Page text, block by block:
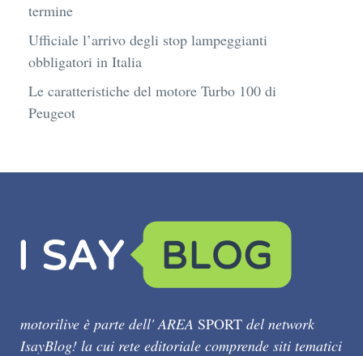
termine
Ufficiale l’arrivo degli stop lampeggianti
obbligatori in Italia
Le caratteristiche del motore Turbo 100 di
Peugeot
motorilive è parte dell' AREA SPORT del network
IsayBlog! la cui rete editoriale comprende siti tematici